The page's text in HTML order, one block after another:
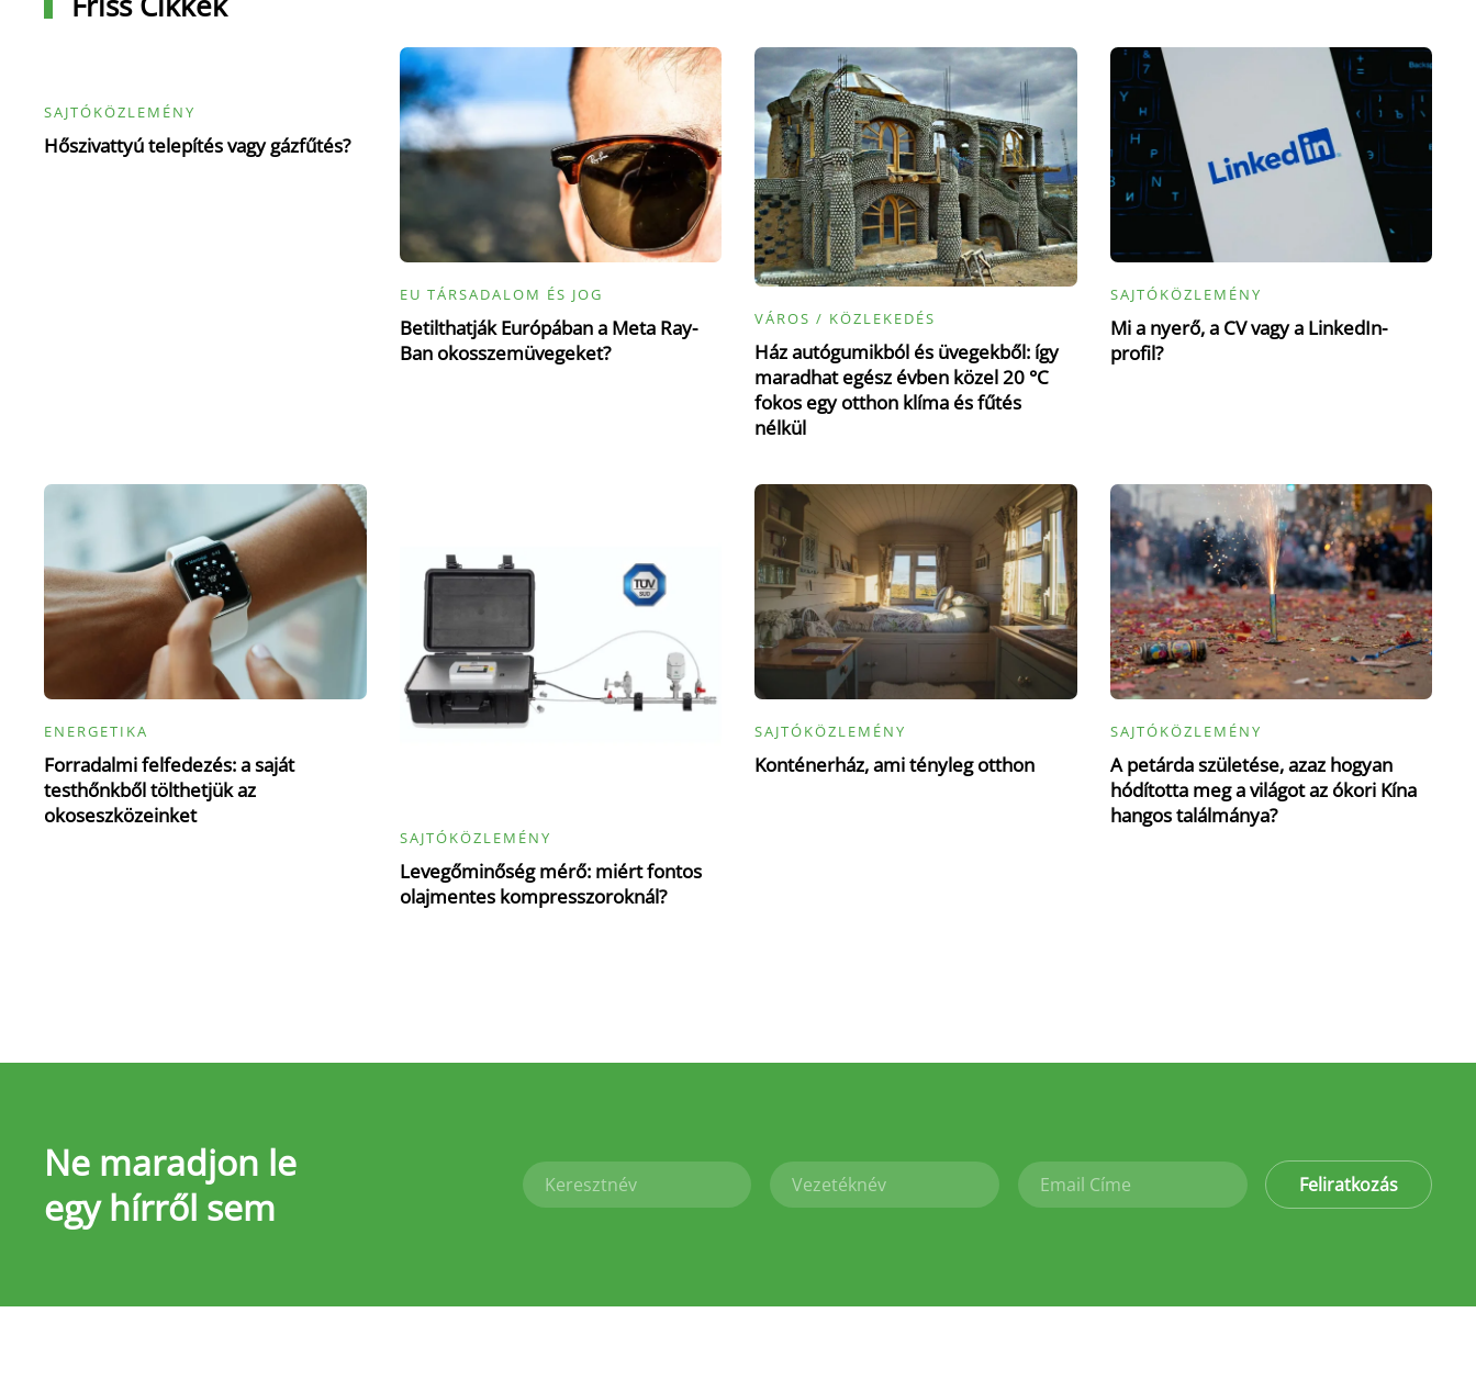
SAJTÓKÖZLEMÉNY
Hőszivattyú telepítés vagy gázfűtés?
EU TÁRSADALOM ÉS JOG
Betilthatják Európában a Meta Ray-
Ban okosszemüvegeket?
VÁROS / KÖZLEKEDÉS
Ház autógumikból és üvegekből: így
maradhat egész évben közel 20 °C
fokos egy otthon klíma és fűtés
nélkül
SAJTÓKÖZLEMÉNY
Mi a nyerő, a CV vagy a LinkedIn-
profil?
ENERGETIKA
Forradalmi felfedezés: a saját
testhőnkből tölthetjük az
okoseszközeinket
SAJTÓKÖZLEMÉNY
Levegőminőség mérő: miért fontos
olajmentes kompresszoroknál?
SAJTÓKÖZLEMÉNY
Konténerház, ami tényleg otthon
SAJTÓKÖZLEMÉNY
A petárda születése, azaz hogyan
hódította meg a világot az ókori Kína
hangos találmánya?
Ne maradjon le
egy hírről sem
Feliratkozás